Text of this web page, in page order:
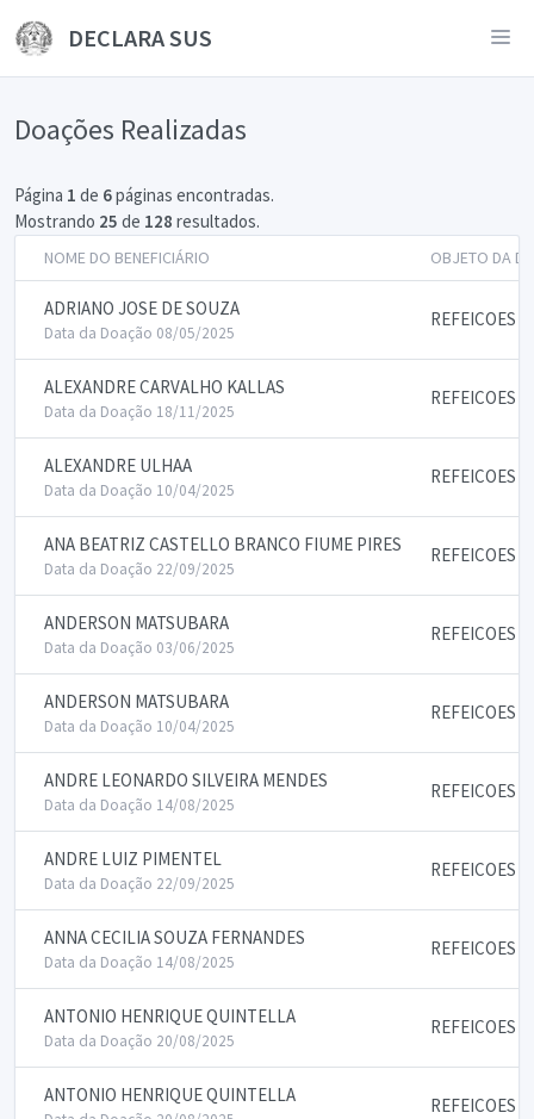
DECLARA SUS
Doações Realizadas
Página 1 de 6páginas encontradas.
Mostrando 25 de 128 resultados.
NOME DO BENEFICIÁRIO OBJETO DA
ADRIANO JOSE DE SOUZA
Data da Doação 08/05/2025
REFEICOES
ALEXANDRE CARVALHO KALLAS
Data da Doação 18/11/2025
REFEICOES
ALEXANDRE ULHAA
Data da Doação 10/04/2025
REFEICOES
ANA BEATRIZ CASTELLO BRANCO FIUME PIRES
Data da Doação 22/09/2025
REFEICOES
ANDERSON MATSUBARA
Data da Doação 03/06/2025
REFEICOES
ANDERSON MATSUBARA
Data da Doação 10/04/2025
REFEICOES
ANDRE LEONARDO SILVEIRA MENDES
Data da Doação 14/08/2025
REFEICOES
ANDRE LUIZ PIMENTEL
Data da Doação 22/09/2025
REFEICOES
ANNA CECILIA SOUZA FERNANDES
Data da Doação 14/08/2025
REFEICOES
ANTONIO HENRIQUE QUINTELLA
Data da Doação 20/08/2025
REFEICOES
ANTONIO HENRIQUE QUINTELLA REFEICOES